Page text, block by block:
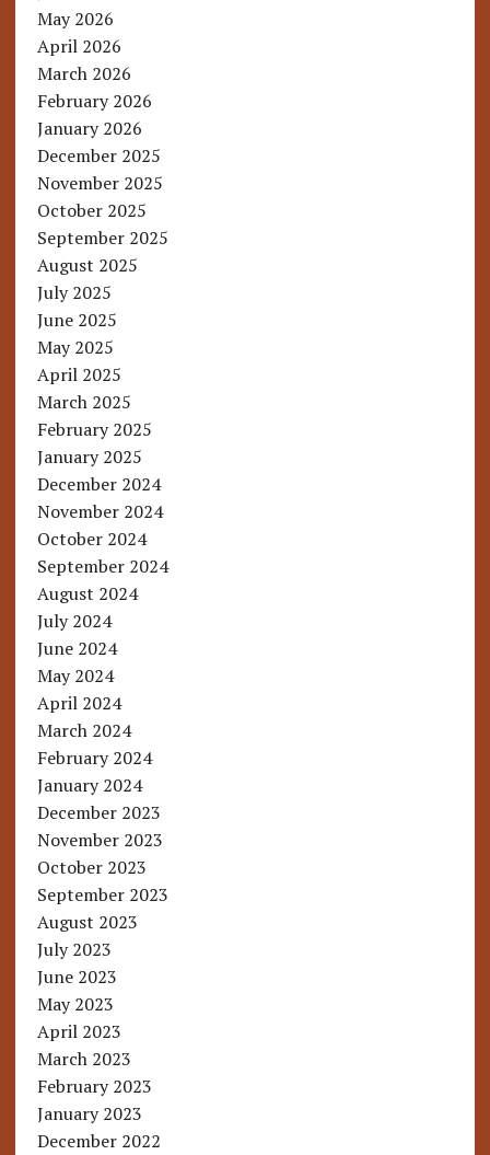
May 2026
April 2026
March 2026
February 2026
January 2026
December 2025
November 2025
October 2025
September 2025
August 2025
July 2025
June 2025
May 2025
April 2025
March 2025
February 2025
January 2025
December 2024
November 2024
October 2024
September 2024
August 2024
July 2024
June 2024
May 2024
April 2024
March 2024
February 2024
January 2024
December 2023
November 2023
October 2023
September 2023
August 2023
July 2023
June 2023
May 2023
April 2023
March 2023
February 2023
January 2023
December 2022